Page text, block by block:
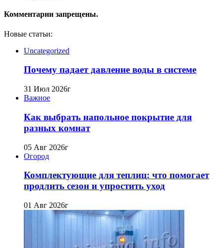
Комментарии запрещены.
Новые статьи:
Uncategorized
Почему падает давление воды в системе
31 Июл 2026г
Важное
Как выбрать напольное покрытие для
разных комнат
05 Авг 2026г
Огород
Комплектующие для теплиц: что помогает
продлить сезон и упростить уход
01 Авг 2026г